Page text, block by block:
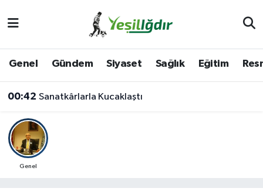
Genel Gündem Siyaset Sağlık Eğitim
00:42 Sanatkârlarla Kucaklaştı
Genel
Iğdır Trafik Yoğunluk Haritası
Süper Lig Puan Durumu ve Fikstür